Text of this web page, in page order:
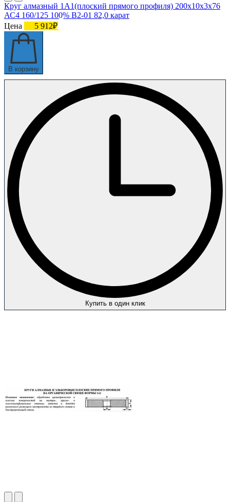
Круг алмазный 1А1(плоский прямого профиля) 200х10х3х76
АС4 160/125 100% В2-01 82,0 карат
Цена
5 912₽
В корзину
Купить в один клик